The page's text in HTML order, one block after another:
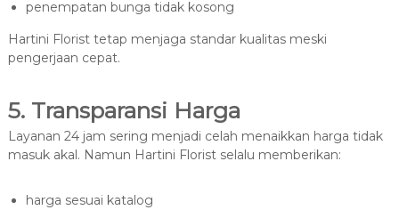
penempatan bunga tidak kosong
Hartini Florist tetap menjaga standar kualitas meski
pengerjaan cepat.
5. Transparansi Harga
Layanan 24 jam sering menjadi celah menaikkan harga tidak
masuk akal. Namun Hartini Florist selalu memberikan:
harga sesuai katalog